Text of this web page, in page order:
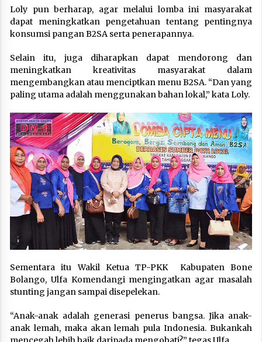
Loly pun berharap, agar melalui lomba ini masyarakat
dapat meningkatkan pengetahuan tentang pentingnya
konsumsi pangan B2SA serta penerapannya.
Selain itu, juga diharapkan dapat mendorong dan
meningkatkan kreativitas masyarakat dalam
mengembangkan atau menciptkan menu B2SA. “Dan yang
paling utama adalah menggunakan bahan lokal,” kata Loly.
Sementara itu Wakil Ketua TP-PKK Kabupaten Bone
Bolango, Ulfa Komendangi mengingatkan agar masalah
stunting jangan sampai disepelekan.
“Anak-anak adalah generasi penerus bangsa. Jika anak-
anak lemah, maka akan lemah pula Indonesia. Bukankah